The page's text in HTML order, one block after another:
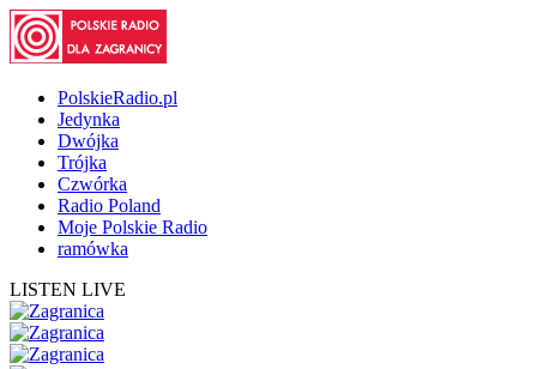
PolskieRadio.pl
Jedynka
Dwójka
Trójka
Czwórka
Radio Poland
Moje Polskie Radio
ramówka
LISTEN LIVE